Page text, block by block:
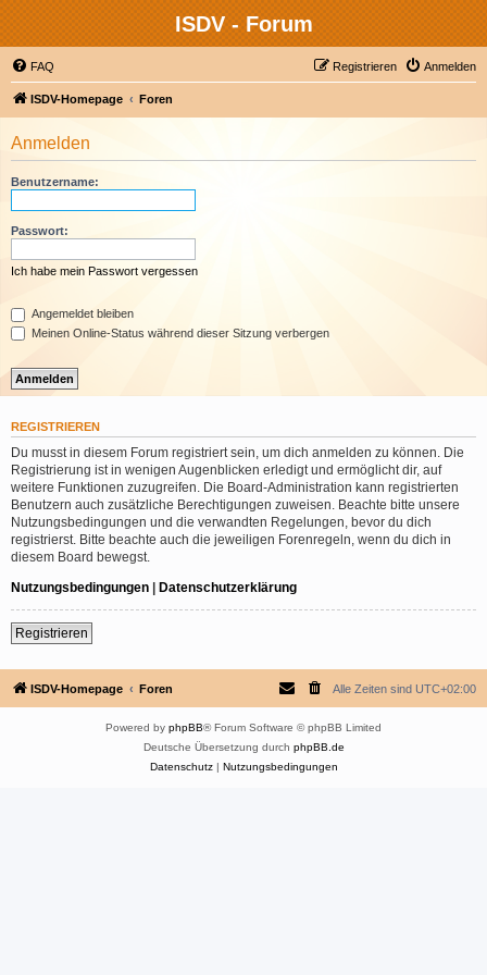
ISDV - Forum
FAQ Anmelden
Registrieren
ISDV-Homepage Foren
Anmelden
Benutzername:
Passwort:
Ich habe mein Passwort vergessen
Angemeldet bleiben
Meinen Online-Status während dieser Sitzung verbergen
REGISTRIEREN
Du musst in diesem Forum registriert sein, um dich anmelden zu können. Die
Registrierung ist in wenigen Augenblicken erledigt und ermöglicht dir, auf
weitere Funktionen zuzugreifen. Die Board-Administration kann registrierten
Benutzern auch zusätzliche Berechtigungen zuweisen. Beachte bitte unsere
Nutzungsbedingungen und die verwandten Regelungen, bevor du dich
registrierst. Bitte beachte auch die jeweiligen Forenregeln, wenn du dich in
diesem Board bewegst.
Nutzungsbedingungen | Datenschutzerklärung
Registrieren
ISDV-Homepage Foren Alle Zeiten sind UTC+02:00
Powered by phpBB® Forum Software © phpBB Limited
Deutsche Übersetzung durch phpBB.de
Datenschutz| Nutzungsbedingungen